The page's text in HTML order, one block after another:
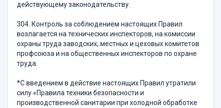
действующему законодательству.
304. Контроль за соблюдением настоящих Правил
возлагается на технических инспекторов, на комиссии
охраны труда заводских, местных и цеховых комитетов
профсоюза и на общественных инспекторов по охране
труда.
*С введением в действие настоящих Правил утратили
силу «Правила техники безопасности и
производственной санитарии при холодной обработке